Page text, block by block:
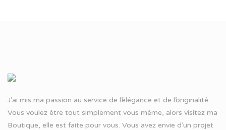
J’ai mis ma passion au service de l’élégance et de l’originalité.
Vous voulez être tout simplement vous même, alors visitez ma
Boutique, elle est faite pour vous. Vous avez envie d’un projet